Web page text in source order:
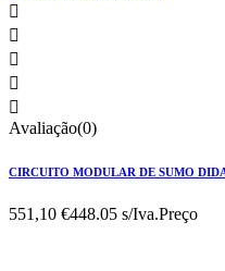





Avaliação(0)
CIRCUITO MODULAR DE SUMO
551,10 €448.05 s/Iva.Preço